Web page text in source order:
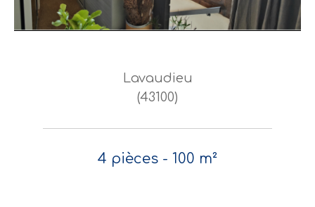
Lavaudieu
(43100)
4 pièces - 100 m²